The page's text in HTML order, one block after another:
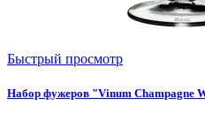
Быстрый просмотр
Набор фужеров "Vinum Champagne